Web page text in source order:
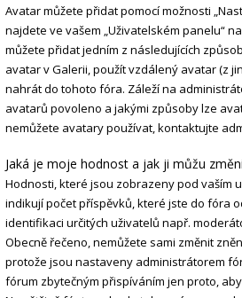
Avatar můžete přidat pomocí možnosti
najdete ve vašem „Uživatelském panelu“
můžete přidat jedním z následujících
avatar v Galerii, použít vzdálený avatar (z
nahrát do tohoto fóra. Záleží na
avatarů povoleno a jakými způsoby lze
nemůžete avatary používat, kontaktujte
Jaká je moje hodnost a jak ji můžu
Hodnosti, které jsou zobrazeny pod vaším
indikují počet příspěvků, které jste do fóra
identifikaci určitých uživatelů např.
Obecně řečeno, nemůžete sami změnit
protože jsou nastaveny administrátorem
fórum zbytečným přispíváním jen proto,